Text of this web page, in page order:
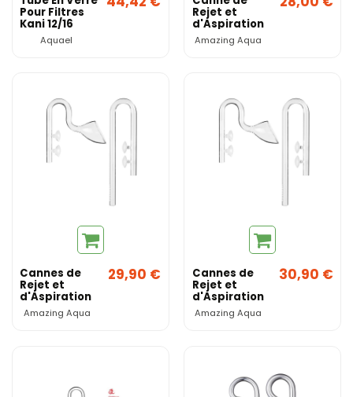
Pour Filtres
Kani 12/16
Aquael
Rejet et
d'Aspiration
en Verre JET
12mm
Amazing Aqua
Cannes de
Rejet et
d'Aspiration
en Verre Lilly
Pipe M
Amazing Aqua
29,90 € Cannes de
Rejet et
d'Aspiration
en Verre Lilly
Pipe L
Amazing Aqua
30,90 €